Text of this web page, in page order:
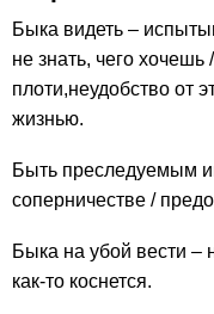
Быка видеть –
не знать, чего
плоти,неудобство от
жизнью.
Быть преследуемым
соперничестве /
Быка на убой вести –
как-то коснется.